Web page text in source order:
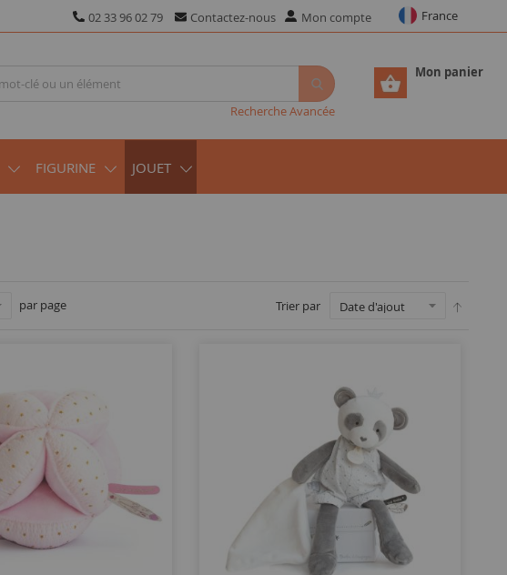
02 33 96 02 79 Contactez-nous Mon compte France
Mon panier
Recherche Avancée
FIGURINE JOUET
Trier par
par page